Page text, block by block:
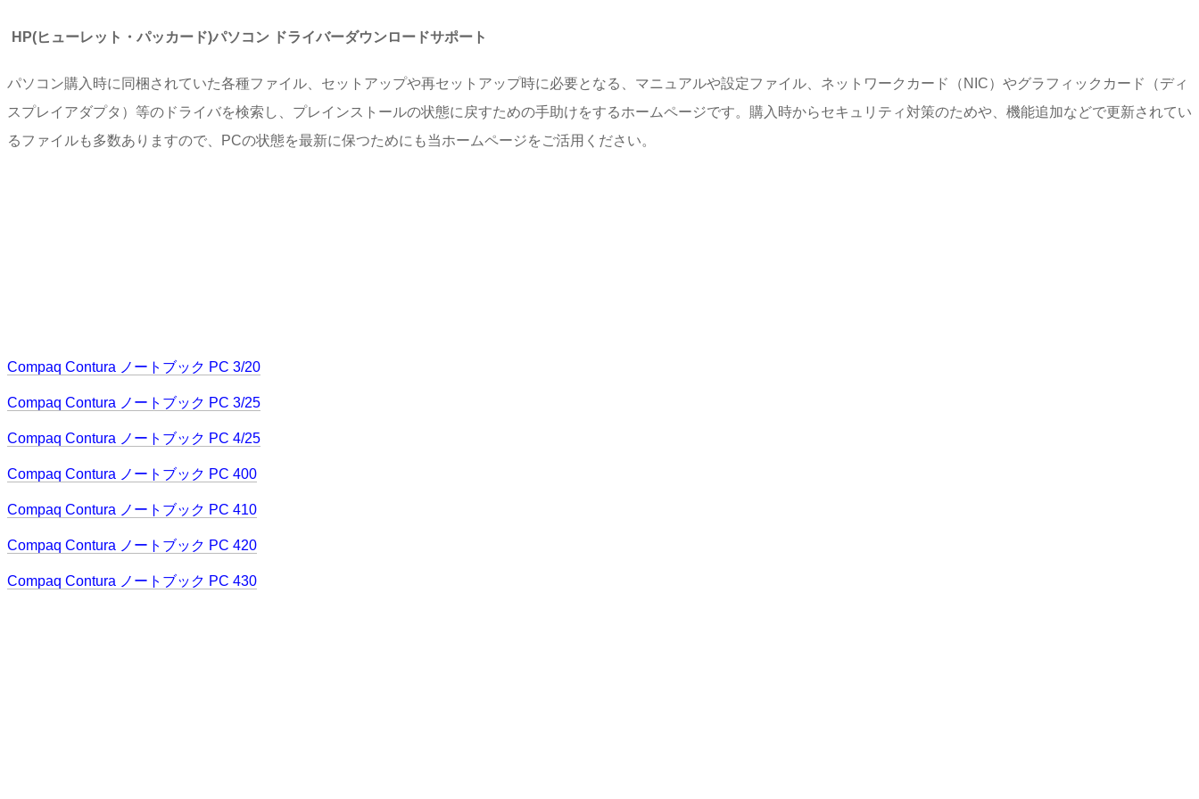
HP(ヒューレット・パッカード)パソコン ドライバーダウンロードサポート
パソコン購入時に同梱されていた各種ファイル、セットアップや再セットアップ時に必要となる、マニュアルや設定ファイル、ネットワークカード（NIC）やグラフィックカード（ディ
スプレイアダプタ）等のドライバを検索し、プレインストールの状態に戻すための手助けをするホームページです。購入時からセキュリティ対策のためや、機能追加などで更新されてい
るファイルも多数ありますので、PCの状態を最新に保つためにも当ホームページをご活用ください。
Compaq Contura ノートブック PC 3/20
Compaq Contura ノートブック PC 3/25
Compaq Contura ノートブック PC 4/25
Compaq Contura ノートブック PC 400
Compaq Contura ノートブック PC 410
Compaq Contura ノートブック PC 420
Compaq Contura ノートブック PC 430